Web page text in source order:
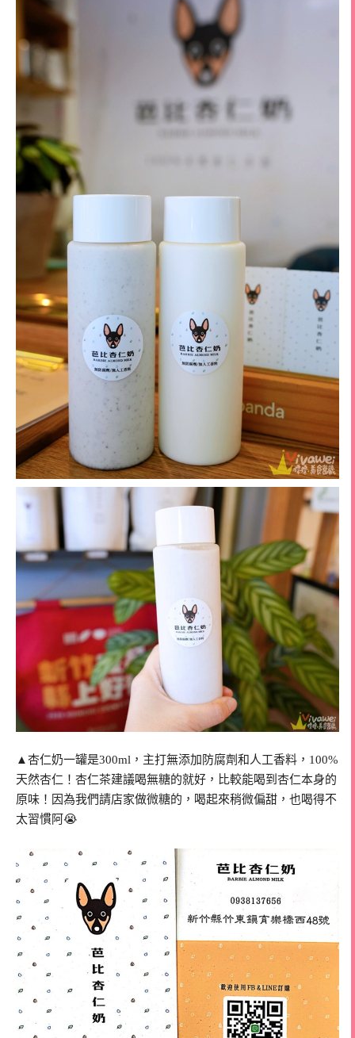
▲杏仁奶一罐是300ml，主打無添加防腐劑和人工香料，100%
天然杏仁！杏仁茶建議喝無糖的就好，比較能喝到杏仁本身的
原味！因為我們請店家做微糖的，喝起來稍微偏甜，也喝得不
太習慣阿😭